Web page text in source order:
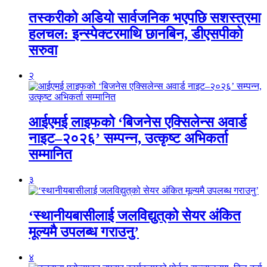
तस्करीको अडियो सार्वजनिक भएपछि सशस्त्रमा
हलचल: इन्स्पेक्टरमाथि छानबिन, डीएसपीको
सरुवा
२
आईएमई लाइफको ‘बिजनेस एक्सिलेन्स अवार्ड
नाइट–२०२६’ सम्पन्न, उत्कृष्ट अभिकर्ता
सम्मानित
३
‘स्थानीयबासीलाई जलविद्युत्‌को सेयर अंकित
मूल्यमै उपलब्ध गराउनु’
४